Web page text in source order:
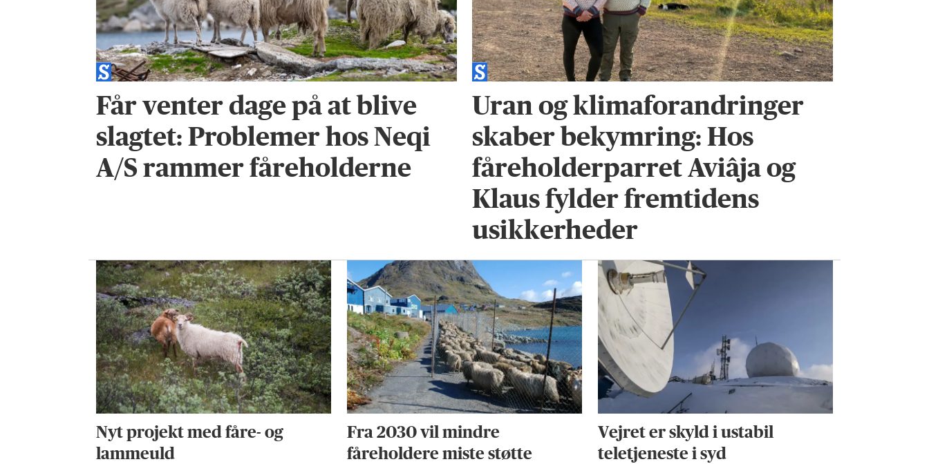
Får venter dage på at blive
slagtet: Problemer hos Neqi
A/S rammer fåreholderne
Uran og klimaforandringer
skaber bekymring: Hos
fåreholderparret Aviâja og
Klaus fylder fremtidens
usikkerheder
Nyt projekt med fåre- og
lammeuld
Fra 2030 vil mindre
fåreholdere miste støtte
Vejret er skyld i ustabil
teletjeneste i syd